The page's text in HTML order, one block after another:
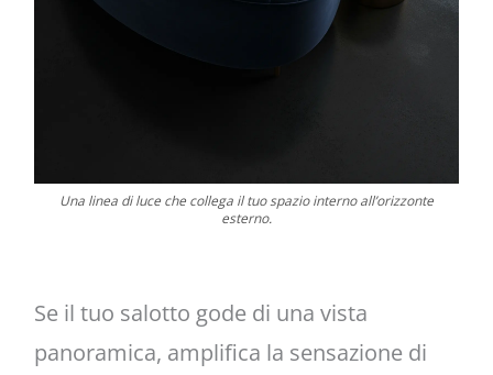
Una linea di luce che collega il tuo spazio interno all’orizzonte
esterno.
Se il tuo salotto gode di una vista
panoramica, amplifica la sensazione di